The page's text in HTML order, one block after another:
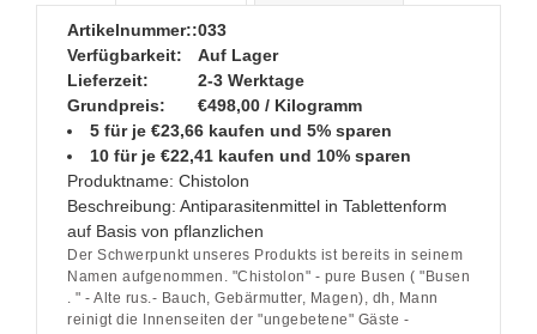
Artikelnummer::033
Verfügbarkeit:
Auf Lager
Lieferzeit:
2-3 Werktage
Grundpreis:
€498,00 / Kilogramm
5 für je €23,66 kaufen und 5% sparen
10 für je €22,41 kaufen und 10% sparen
Produktname: Chistolon
Beschreibung: Antiparasitenmittel in Tablettenform
auf Basis von pflanzlichen
Der Schwerpunkt unseres Produkts ist bereits in seinem
Namen aufgenommen. "Chistolon" - pure Busen ( "Busen
. " - Alte rus.- Bauch, Gebärmutter, Magen), dh, Mann
reinigt die Innenseiten der "ungebetene" Gäste -